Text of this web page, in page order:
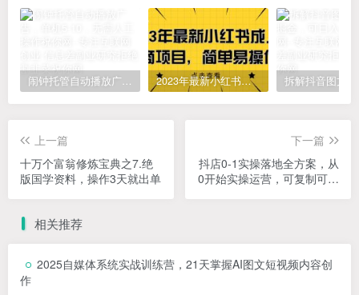
闹钟托管自动播放广告，单机5-10，无需人工操作 2023年最新小红书成人电商项目，简单易操作【详细教程】
上一篇
十万个富翁修炼宝典之7.绝
版国学资料，操作3天就出单
下一篇
抖店0-1实操落地全方案，从
0开始实操运营，可复制可落
相关推荐
2025自媒体系统实战训练营，21天掌握AI图文短视频内容创
作